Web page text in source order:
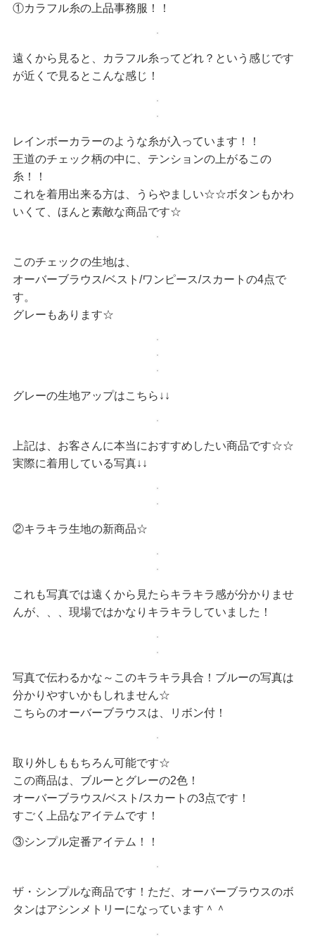
①カラフル糸の上品事務服！！
遠くから見ると、カラフル糸ってどれ？という感じです
が近くで見るとこんな感じ！
レインボーカラーのような糸が入っています！！
王道のチェック柄の中に、テンションの上がるこの
糸！！
これを着用出来る方は、うらやましい☆☆ボタンもかわ
いくて、ほんと素敵な商品です☆
このチェックの生地は、
オーバーブラウス/ベスト/ワンピース/スカートの4点で
す。
グレーもあります☆
グレーの生地アップはこちら↓↓
上記は、お客さんに本当におすすめしたい商品です☆☆
実際に着用している写真↓↓
②キラキラ生地の新商品☆
これも写真では遠くから見たらキラキラ感が分かりませ
んが、、、現場ではかなりキラキラしていました！
写真で伝わるかな～このキラキラ具合！ブルーの写真は
分かりやすいかもしれません☆
こちらのオーバーブラウスは、リボン付！
取り外しももちろん可能です☆
この商品は、ブルーとグレーの2色！
オーバーブラウス/ベスト/スカートの3点です！
すごく上品なアイテムです！
③シンプル定番アイテム！！
ザ・シンプルな商品です！ただ、オーバーブラウスのボ
タンはアシンメトリーになっています＾＾